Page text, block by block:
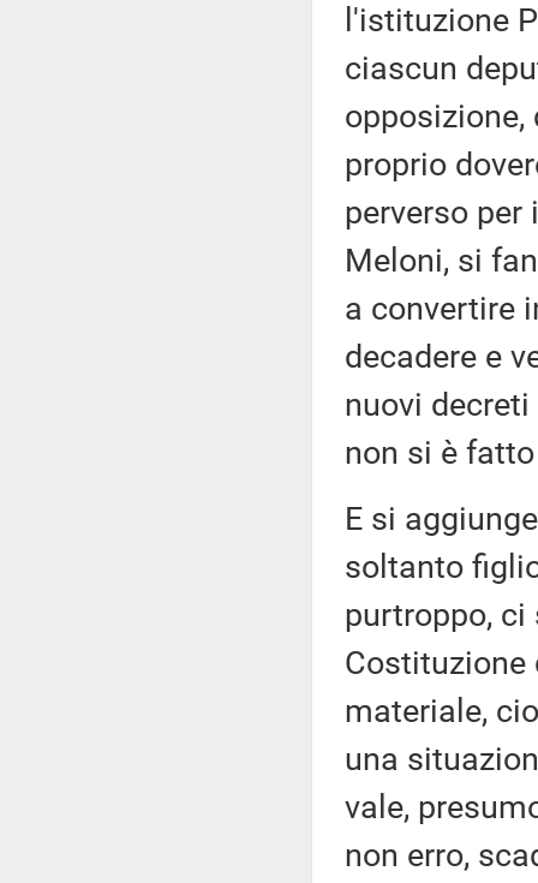
l'istituzione
ciascun
opposizione,
proprio
perverso per
Meloni, si
a convertire
decadere e
nuovi
non si è
E si
soltanto
purtroppo, ci
Costituzione
materiale,
una
vale,
non erro,